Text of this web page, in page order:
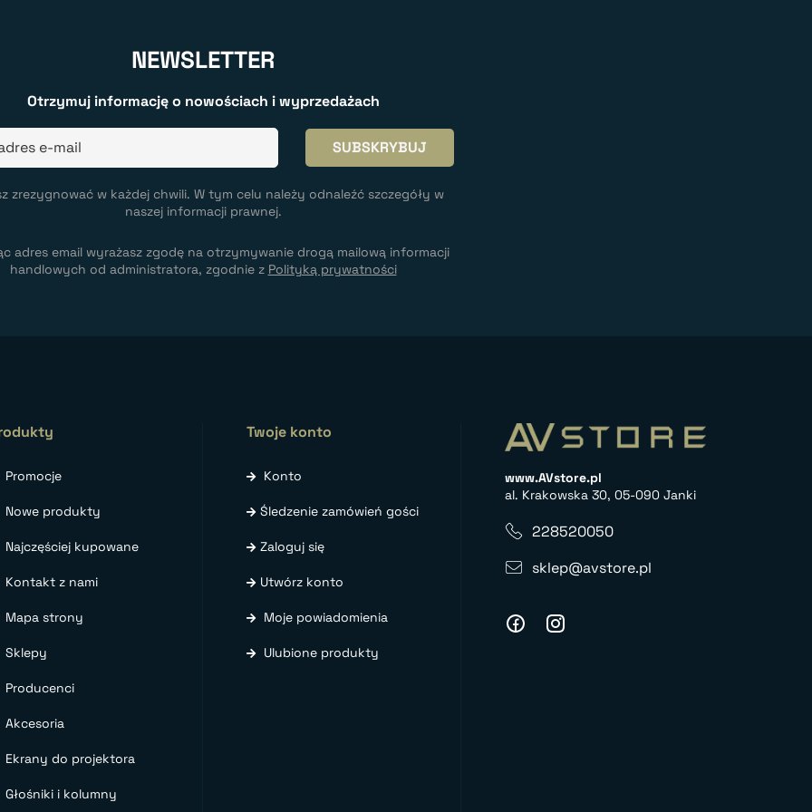
NEWSLETTER
Otrzymuj informację o nowościach i wyprzedażach
zrezygnować w każdej chwili. W tym celu należy odnaleźć szczegóły w
naszej informacji prawnej.
adres email wyrażasz zgodę na otrzymywanie drogą mailową informacji
handlowych od administratora, zgodnie z Polityką prywatności
Promocje
Nowe produkty
Najczęściej kupowane
Kontakt z nami
Mapa strony
Sklepy
Producenci
Akcesoria
Ekrany do projektora
Głośniki i kolumny
Twoje konto
Konto
Śledzenie zamówień gości
Zaloguj się
Utwórz konto
Moje powiadomienia
Ulubione produkty
www.AVstore.pl
al. Krakowska 30, 05-090 Janki
228520050
sklep@avstore.pl